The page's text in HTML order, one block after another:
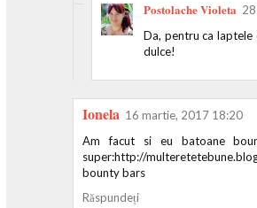
Postolache Violeta
Da, pentru ca
dulce!
Ionela 16 martie, 2017 18:20
Am facut si eu batoane
super:http://
bounty bars
Răspundeți